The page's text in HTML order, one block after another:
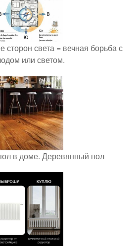
света = вечная борьба с
или светом.
в доме. Деревянный пол